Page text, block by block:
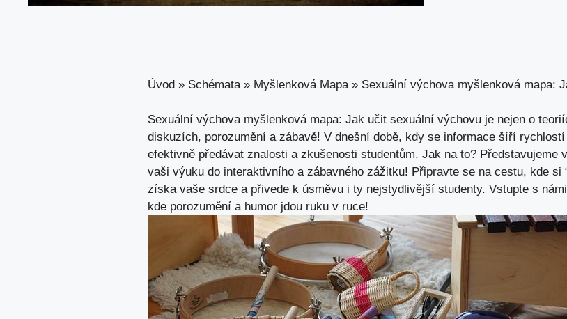
Úvod » Schémata » Myšlenková Mapa » Sexuální výchova myšlenková mapa:
Sexuální‌ výchova myšlenková mapa: Jak učit sexuální výchovu je nejen o
diskuzích, porozumění a ‌zábavě! V dnešní době, kdy se informace šíří
efektivně⁢ předávat znalosti​ a zkušenosti studentům. Jak na to? Představujeme
vaši výuku do interaktivního a ⁢zábavného zážitku! Připravte se na cestu, kde si
získa⁣ vaše srdce a​ přivede k úsměvu i ty nejstydlivější studenty. Vstupte s
kde porozumění a humor jdou ​ruku v ‍ruce!